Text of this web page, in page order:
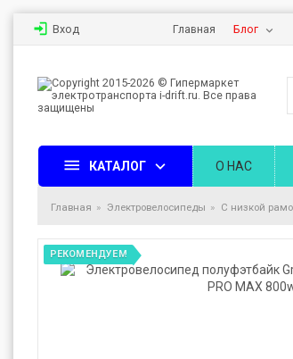
Вход Главная Блог
КАТАЛОГ О НАС
Главная Электровелосипеды С низкой
РЕКОМЕНДУЕМ